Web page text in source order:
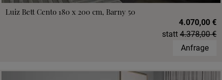
Luiz Bett Cento 180 x 200 cm, Barny 50
4.070,00 €
statt 4.378,00 €
Anfrage